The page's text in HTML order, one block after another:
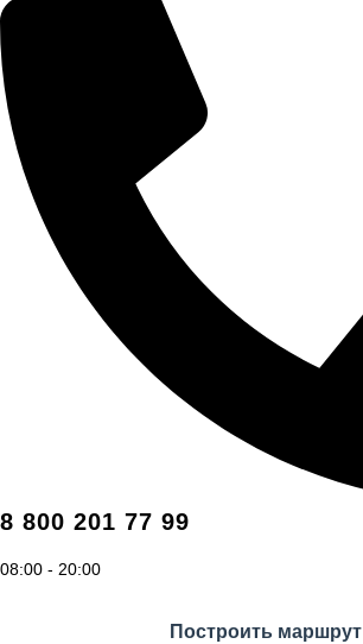
8 800 201 77 99
08:00 - 20:00
Построить маршрут